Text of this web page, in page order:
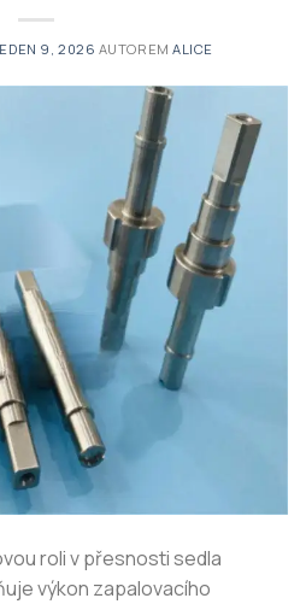
9, 2026 AUTOREMALICE
roli v přesnosti sedla
výkon zapalovacího